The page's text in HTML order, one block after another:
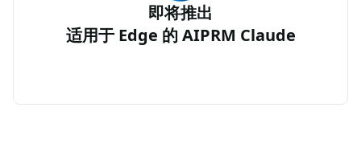
即将推出
适用于 Edge 的 AIPRM Claude